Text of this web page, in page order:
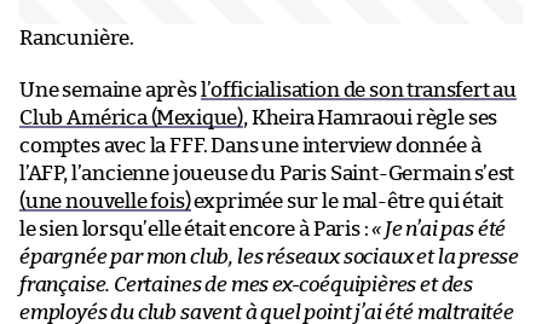
Rancunière.
Une semaine après l’officialisation de son transfert au
Club América (Mexique), Kheira Hamraoui règle ses
comptes avec la FFF. Dans une interview donnée à
l’AFP, l’ancienne joueuse du Paris Saint-Germain s’est
(une nouvelle fois)exprimée sur le mal-être qui était
le sien lorsqu’elle était encore à Paris :« Je n’ai pas été
épargnée par mon club, les réseaux sociaux et la presse
française. Certaines de mes ex-coéquipières et des
employés du club savent à quel point j’ai été maltraitée